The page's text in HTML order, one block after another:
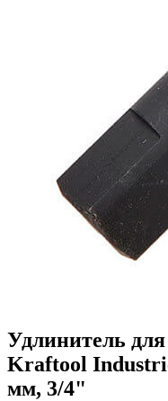
Удлинитель
Kraftool
мм, 3/4"